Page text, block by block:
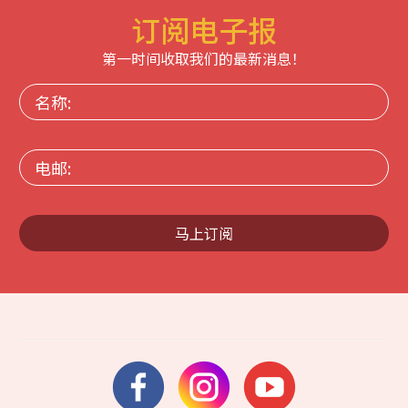
订阅电子报
第一时间收取我们的最新消息！
名
称:
电
邮:
马上订阅